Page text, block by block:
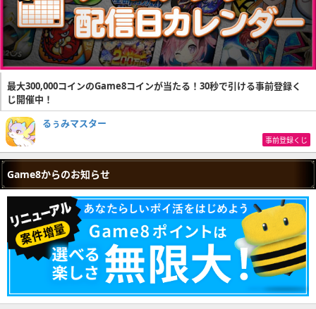
最大300,000コインのGame8コインが当たる！30秒で引ける事前登録く
じ開催中！
るぅみマスター
事前登録くじ
Game8からのお知らせ